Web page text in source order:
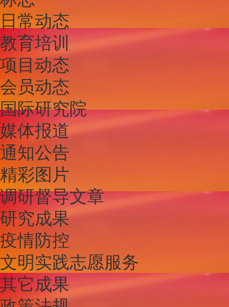
日常动态
教育培训
项目动态
会员动态
国际研究院
媒体报道
通知公告
精彩图片
调研督导文章
研究成果
疫情防控
文明实践志愿服务
其它成果